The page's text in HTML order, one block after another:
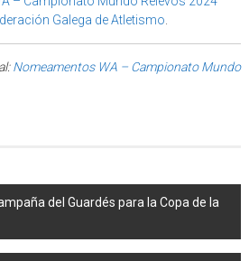
Galega de Atletismo.
Nomeamentos WA – Campionato Mundo
del Guardés para la Copa de la